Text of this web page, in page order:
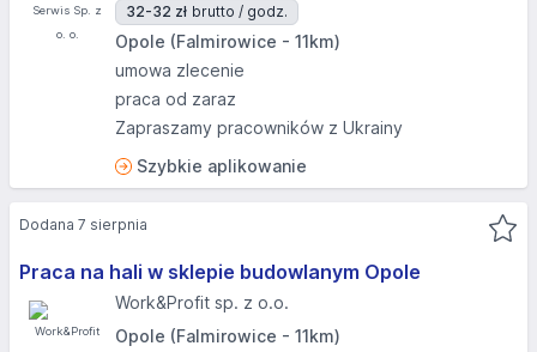
32-32 zł brutto / godz.
Opole (Falmirowice - 11km)
umowa zlecenie
praca od zaraz
Zapraszamy pracowników z Ukrainy
Szybkie aplikowanie
Praca na hali w sklepie budowlanym Opole
Work&Profit sp. z o.o.
Opole (Falmirowice - 11km)
Dodana 7 sierpnia